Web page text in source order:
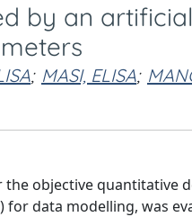
by an
; MASI, ELISA;
objective quantitative
data modelling, was